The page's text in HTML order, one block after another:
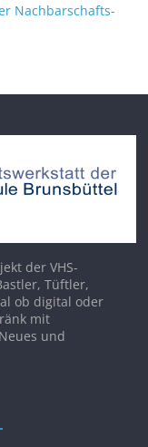
Nachbarschafts-
der VHS-
Tüftler,
ob digital oder
mit
und